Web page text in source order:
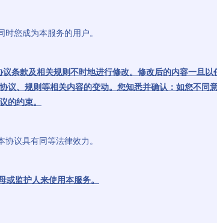
您成为本服务的用户。
条款及相关规则不时地进行修改。修改后的内容一旦
、规则等相关内容的变动。您知悉并确认：如您不同
的约束。
议具有同等法律效力。
监护人来使用本服务。